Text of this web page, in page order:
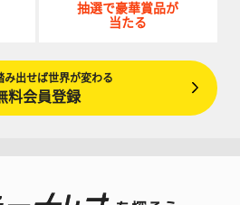
抽選で豪華賞品が
当たる
み出せば世界が変わる
料会員登録